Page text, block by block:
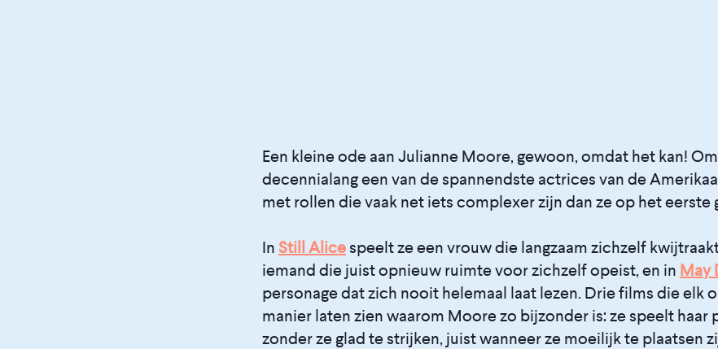
Een kleine ode aan Julianne Moore, gewoon, omdat het kan!
decennialang een van de spannendste actrices van de
met rollen die vaak net iets complexer zijn dan ze op het eerste
In Still Alicespeelt ze een vrouw die langzaam zichzelf
iemand die juist opnieuw ruimte voor zichzelf opeist, en in May
personage dat zich nooit helemaal laat lezen. Drie films die elk
manier laten zien waarom Moore zo bijzonder is: ze speelt haar
zonder ze glad te strijken, juist wanneer ze moeilijk te plaatsen